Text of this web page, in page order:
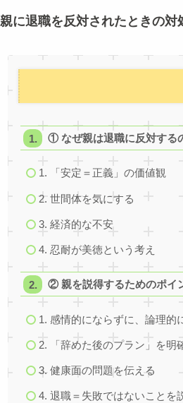
親に退職を反対されたときの
① なぜ親は退職に反対する
1. 「安定＝正義」の価値観
2. 世間体を気にする
3. 経済的な不安
4. 忍耐が美徳という考え
② 親を説得するためのポイ
1. 感情的にならずに、論理的
2. 「辞めた後のプラン」を明
3. 健康面の問題を伝える
4. 退職＝失敗ではないことを